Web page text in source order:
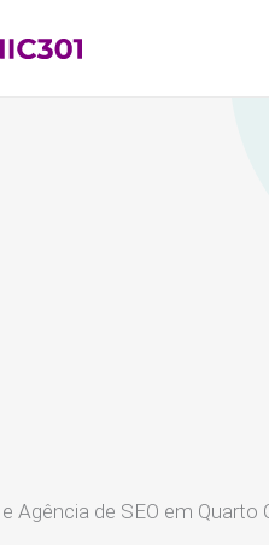
Agência de SEO em Quarto